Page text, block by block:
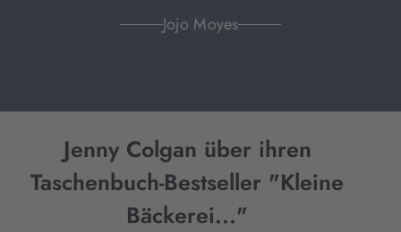
Jojo Moyes
Jenny Colgan über ihren
Taschenbuch-Bestseller "Kleine
Bäckerei..."